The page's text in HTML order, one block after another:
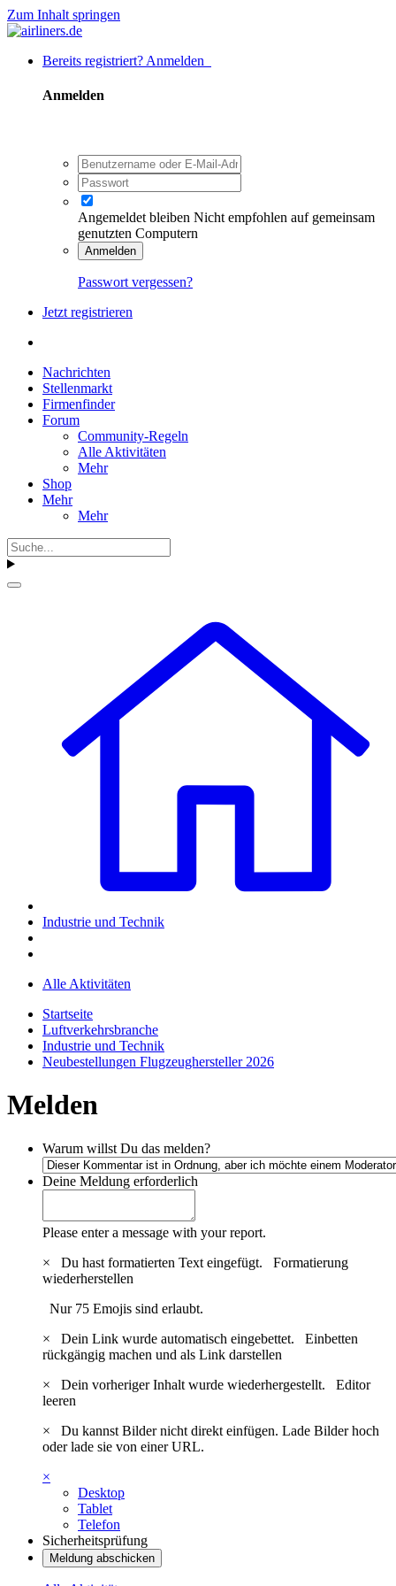
Zum Inhalt springen
Bereits registriert? Anmelden
Anmelden
Angemeldet bleiben Nicht empfohlen auf gemeinsam
genutzten Computern
Anmelden
Passwort vergessen?
Jetzt registrieren
Nachrichten
Stellenmarkt
Firmenfinder
Forum
Community-Regeln
Alle Aktivitäten
Mehr
Shop
Mehr
Mehr
Industrie und Technik
Alle Aktivitäten
Startseite
Luftverkehrsbranche
Industrie und Technik
Neubestellungen Flugzeughersteller 2026
Melden
Warum willst Du das melden?
Deine Meldung erforderlich
Please enter a message with your report.
×
Du hast formatierten Text eingefügt. Formatierung
wiederherstellen
Nur 75 Emojis sind erlaubt.
×
Dein Link wurde automatisch eingebettet. Einbetten
rückgängig machen und als Link darstellen
×
Dein vorheriger Inhalt wurde wiederhergestellt. Editor
leeren
×
Du kannst Bilder nicht direkt einfügen. Lade Bilder hoch
oder lade sie von einer URL.
×
Desktop
Tablet
Telefon
Sicherheitsprüfung
Meldung abschicken